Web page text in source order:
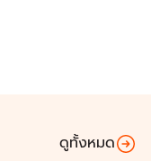
ดูทั้งหมด